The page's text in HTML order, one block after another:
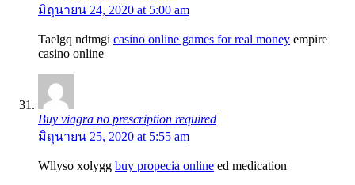
มิถุนายน 24, 2020 at 5:00 am
Taelgq ndtmgi casino online games for real money empire
casino online
Buy viagra no prescription required
มิถุนายน 25, 2020 at 5:55 am
Wllyso xolygg buy propecia online ed medication